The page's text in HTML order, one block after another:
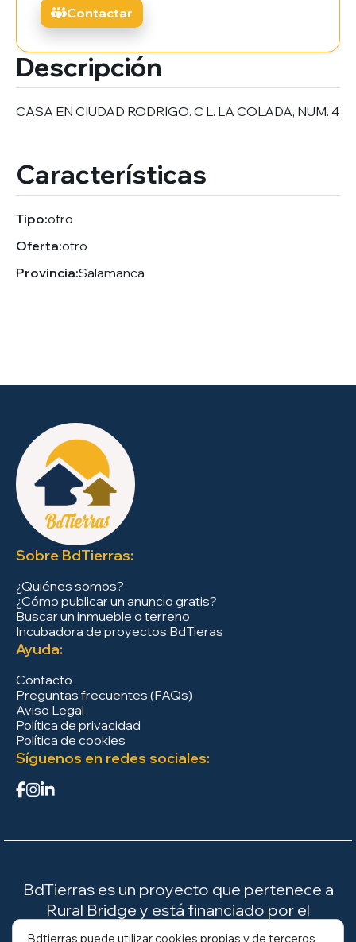
Descripción
CASA EN CIUDAD RODRIGO. C L. LA COLADA, NUM. 4
Características
Tipo:otro
Oferta:otro
Provincia:Salamanca
Contactar
Sobre BdTierras:
¿Quiénes somos?
¿Cómo publicar un anuncio gratis?
Buscar un inmueble o terreno
Incubadora de proyectos BdTieras
Ayuda:
Contacto
Preguntas frecuentes (FAQs)
Aviso Legal
Política de privacidad
Política de cookies
Síguenos en redes sociales:
BdTierras es un proyecto que pertenece a
Rural Bridge y está financiado por el
Ministerio para la Transición Ecológica y el
Bdtierras puede utilizar cookies propias y de terceros